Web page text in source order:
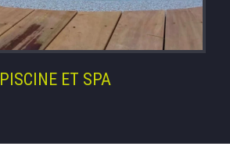
PISCINE ET SPA